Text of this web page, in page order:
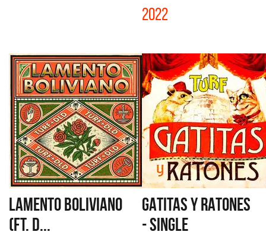
2022
LAMENTO BOLIVIANO
(FT. D...
GATITAS Y RATONES
- SINGLE